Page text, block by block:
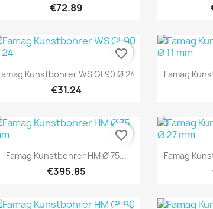
€72.89
Quick view
Kunstbohrer WS GL90 Ø 24
€31.24
favorite_border

Famag
Quick view
Famag Kunstbohrer HM Ø 75...
€395.85
favorite_border

Famag